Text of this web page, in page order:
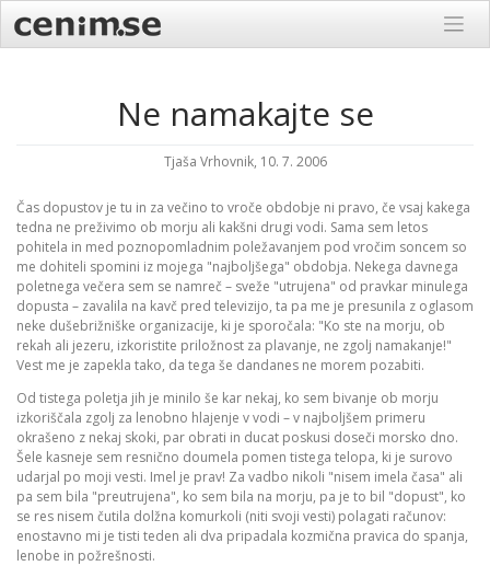
content
Ne namakajte se
Tjaša Vrhovnik, 10. 7. 2006
Čas dopustov je tu in za večino to vroče obdobje ni pravo, če vsaj kakega
tedna ne preživimo ob morju ali kakšni drugi vodi. Sama sem letos
pohitela in med poznopomladnim poležavanjem pod vročim soncem so
me dohiteli spomini iz mojega "najboljšega" obdobja. Nekega davnega
poletnega večera sem se namreč – sveže "utrujena" od pravkar minulega
dopusta – zavalila na kavč pred televizijo, ta pa me je presunila z oglasom
neke dušebrižniške organizacije, ki je sporočala: "Ko ste na morju, ob
rekah ali jezeru, izkoristite priložnost za plavanje, ne zgolj namakanje!"
Vest me je zapekla tako, da tega še dandanes ne morem pozabiti.
Od tistega poletja jih je minilo še kar nekaj, ko sem bivanje ob morju
izkoriščala zgolj za lenobno hlajenje v vodi – v najboljšem primeru
okrašeno z nekaj skoki, par obrati in ducat poskusi doseči morsko dno.
Šele kasneje sem resnično doumela pomen tistega telopa, ki je surovo
udarjal po moji vesti. Imel je prav! Za vadbo nikoli "nisem imela časa" ali
pa sem bila "preutrujena", ko sem bila na morju, pa je to bil "dopust", ko
se res nisem čutila dolžna komurkoli (niti svoji vesti) polagati računov:
enostavno mi je tisti teden ali dva pripadala kozmična pravica do spanja,
lenobe in požrešnosti.